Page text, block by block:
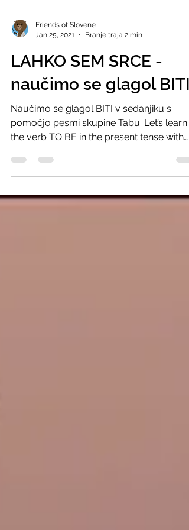
Jan 25, 2021
Branje traja 2 min
LAHKO SEM SRCE -
naučimo se glagol BITI
Naučimo se glagol BITI v sedanjiku s
pomočjo pesmi skupine Tabu. Let’s learn
the verb TO BE in the present tense with
this song from the...